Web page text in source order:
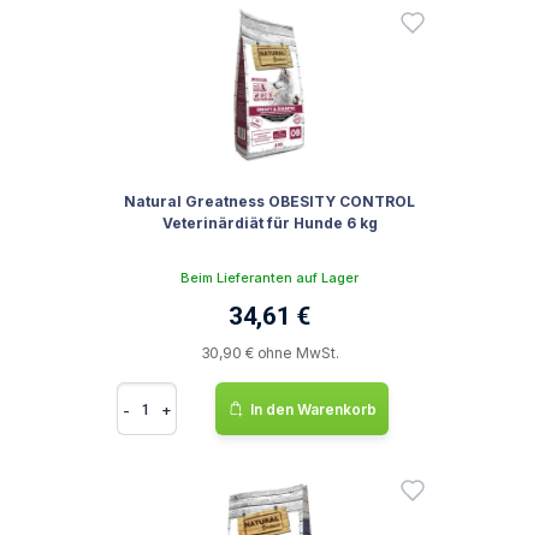
Natural Greatness OBESITY CONTROL
Veterinärdiät für Hunde 6 kg
Beim Lieferanten auf Lager
34,61 €
30,90 € ohne MwSt.
- + In den Warenkorb